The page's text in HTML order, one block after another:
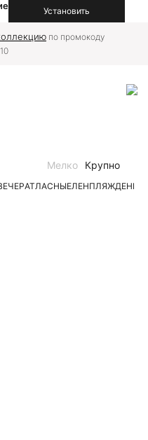
Установить
по промокоду
АТЛАСНЫЕЛЕНПЛЯЖДЕНИМ
Мелко Крупно